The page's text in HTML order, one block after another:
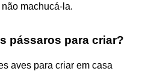
machucá-la.
pássaros para criar?
aves para criar em casa